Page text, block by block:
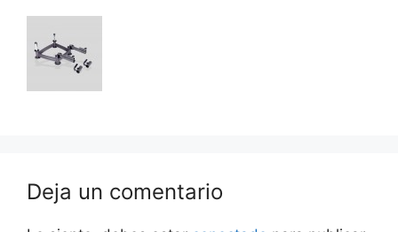
Deja un comentario